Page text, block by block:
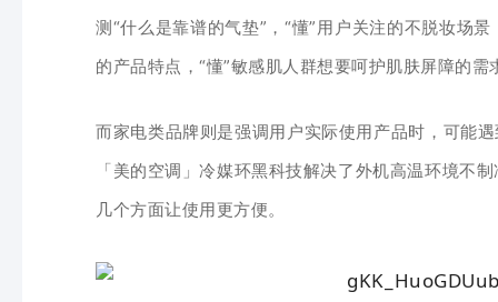
测“什么是靠谱的气垫”，“懂”用户关注的不脱妆场景
的产品特点，“懂”敏感肌人群想要呵护肌肤屏障的需
而家电类品牌则是强调用户实际使用产品时，可能
「美的空调」冷媒环黑科技解决了外机高温环境不
几个方面让使用更方便。